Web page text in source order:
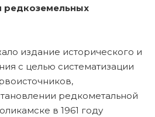
редкоземельных
издание исторического и
с целью систематизации
редкометальной
в 1961 году